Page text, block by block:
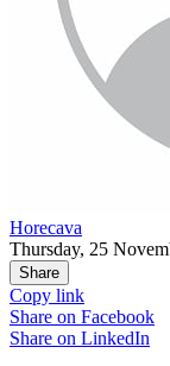
Horecava
Thursday, 25
Share
Copy link
Share on Facebook
Share on LinkedIn